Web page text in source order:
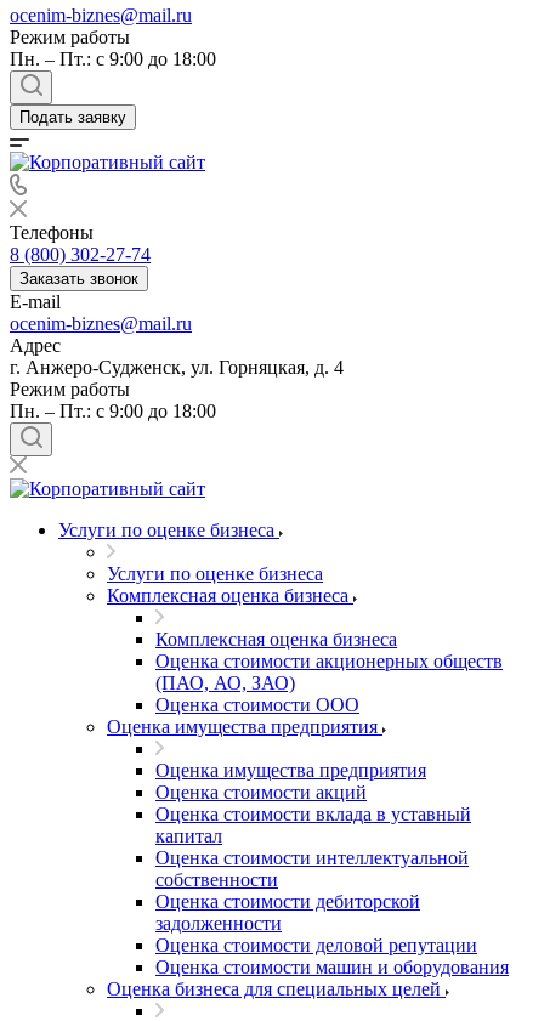
ocenim-biznes@mail.ru
Режим работы
Пн. – Пт.: с 9:00 до 18:00
Подать заявку
Телефоны
8 (800) 302-27-74
Заказать звонок
E-mail
ocenim-biznes@mail.ru
Адрес
г. Анжеро-Судженск, ул. Горняцкая, д. 4
Режим работы
Пн. – Пт.: с 9:00 до 18:00
Услуги по оценке бизнеса
Услуги по оценке бизнеса
Комплексная оценка бизнеса
Комплексная оценка бизнеса
Оценка стоимости акционерных обществ
(ПАО, АО, ЗАО)
Оценка стоимости ООО
Оценка имущества предприятия
Оценка имущества предприятия
Оценка стоимости акций
Оценка стоимости вклада в уставный
капитал
Оценка стоимости интеллектуальной
собственности
Оценка стоимости дебиторской
задолженности
Оценка стоимости деловой репутации
Оценка стоимости машин и оборудования
Оценка бизнеса для специальных целей